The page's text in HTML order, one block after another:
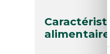
alimentaire